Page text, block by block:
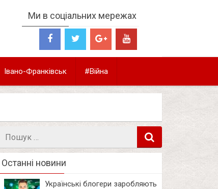
Ми в соціальних мережах
Івано-Франківськ #Війна
Останні новини
Українські блогери заробляють